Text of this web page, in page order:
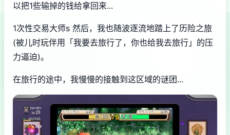
以把1些输掉的钱给拿回来...
1次性交易大师s 然后，我也随波逐流地踏上了历险之旅
(被儿时玩伴用「我要去旅行了，你也给我去旅行」的压
力逼迫)。
在旅行的途中，我慢慢的接触到这区域的谜团...